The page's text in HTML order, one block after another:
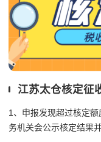
江苏太仓核定征
1、申报发现超过核定
务机关会公示核定结果